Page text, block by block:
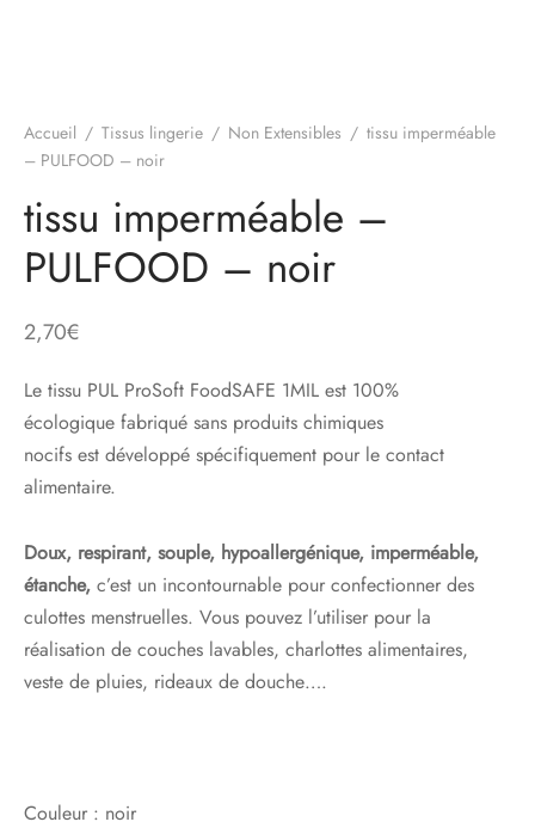
Accueil / Tissus lingerie / Non Extensibles / tissu imperméable
– PULFOOD – noir
tissu imperméable –
PULFOOD – noir
2,70€
Le tissu PUL ProSoft FoodSAFE 1MIL est 100%
écologique fabriqué sans produits chimiques
nocifs est développé spécifiquement pour le contact
alimentaire.
Doux, respirant, souple, hypoallergénique, imperméable,
étanche, c’est un incontournable pour confectionner des
culottes menstruelles. Vous pouvez l’utiliser pour la
réalisation de couches lavables, charlottes alimentaires,
veste de pluies, rideaux de douche….
Couleur : noir